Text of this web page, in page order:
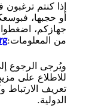
إذا كنتم
أو حجبها،
جهازكم، اضغطوا
من المعلومات:
ويُرجى الرجوع
للاطلاع على
تعريف الارتباط
الدولية.